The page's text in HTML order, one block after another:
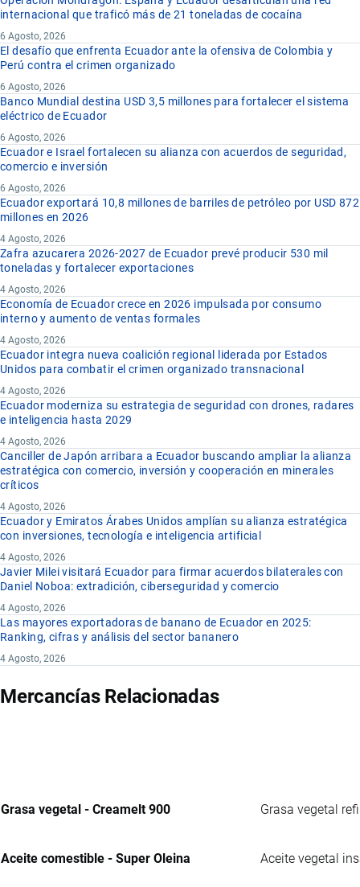
internacional que traficó más de 21 toneladas de cocaína
6 Agosto, 2026
El desafío que enfrenta Ecuador ante la ofensiva de Colombia y
Perú contra el crimen organizado
6 Agosto, 2026
Banco Mundial destina USD 3,5 millones para fortalecer el sistema
eléctrico de Ecuador
6 Agosto, 2026
Ecuador e Israel fortalecen su alianza con acuerdos de seguridad,
comercio e inversión
6 Agosto, 2026
Ecuador exportará 10,8 millones de barriles de petróleo por USD 872
millones en 2026
4 Agosto, 2026
Zafra azucarera 2026-2027 de Ecuador prevé producir 530 mil
toneladas y fortalecer exportaciones
4 Agosto, 2026
Economía de Ecuador crece en 2026 impulsada por consumo
interno y aumento de ventas formales
4 Agosto, 2026
Ecuador integra nueva coalición regional liderada por Estados
Unidos para combatir el crimen organizado transnacional
4 Agosto, 2026
Ecuador moderniza su estrategia de seguridad con drones, radares
e inteligencia hasta 2029
4 Agosto, 2026
Canciller de Japón arribara a Ecuador buscando ampliar la alianza
estratégica con comercio, inversión y cooperación en minerales
críticos
4 Agosto, 2026
Ecuador y Emiratos Árabes Unidos amplían su alianza estratégica
con inversiones, tecnología e inteligencia artificial
4 Agosto, 2026
Javier Milei visitará Ecuador para firmar acuerdos bilaterales con
Daniel Noboa: extradición, ciberseguridad y comercio
4 Agosto, 2026
Las mayores exportadoras de banano de Ecuador en 2025:
Ranking, cifras y análisis del sector bananero
4 Agosto, 2026
Mercancías Relacionadas
Grasa vegetal - Creamelt 900 Grasa vegetal
Aceite comestible - Super Oleina Aceite vegetal